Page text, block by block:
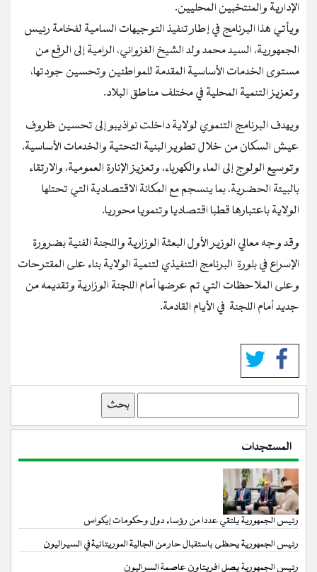
الإدارية والمنتخبين المحليين.
ويأتي هذا البرنامج في إطار تنفيذ التوجيهات السامية لفخامة رئيس
الجمهورية، السيد محمد ولد الشيخ الغزواني، الرامية إلى الرفع من
مستوى الخدمات الأساسية المقدمة للمواطنين وتحسين جودتها،
وتعزيز التنمية المحلية في مختلف مناطق البلاد.
ويهدف البرنامج التنموي لولاية داخلت نواذيبو إلى تحسين ظروف
عيش السكان من خلال تطوير البنية التحتية والخدمات الأساسية،
وتوسيع الولوج إلى الماء والكهرباء، وتعزيز الإنارة العمومية، والارتقاء
بالبيئة الحضرية، بما ينسجم مع المكانة الاقتصادية التي تحتلها
الولاية باعتبارها قطبا اقتصاديا وتنمويا محوريا.
وقد وجه معالي الوزير الأول البعثة الوزارية واللجنة الفنية بضرورة
الإسراع في بلورة البرنامج التنفيذي لتنمية الولاية بناء على المقترحات
وعلى الملاحظات التي تم عرضها أمام اللجنة الوزارية وتقديمه من
جديد أمام اللجنة في الأيام القادمة.
المستجدات
رئيس الجمهورية يلتقي عددا من رؤساء دول وحكومات إيكواس
رئيس الجمهورية يحظى باستقبال حار من الجالية الموريتانية في السيراليون
رئيس الجمهورية يصل افريتاون عاصمة السراليون